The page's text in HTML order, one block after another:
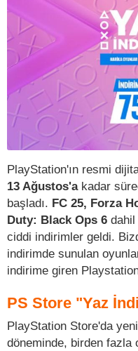
PlayStation'ın resmi
13 Ağustos'a kadar
başladı. FC 25, Forza
Duty: Black Ops 6
ciddi indirimler geldi.
indirimde sunulan
indirime giren
PS Store "Yaz
PlayStation Store'da
döneminde, birden fazla